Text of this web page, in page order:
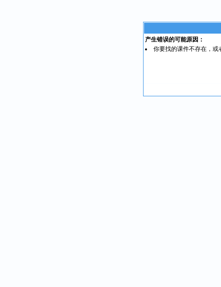
产生错误的可能原因：
你要找的课件不存在，或